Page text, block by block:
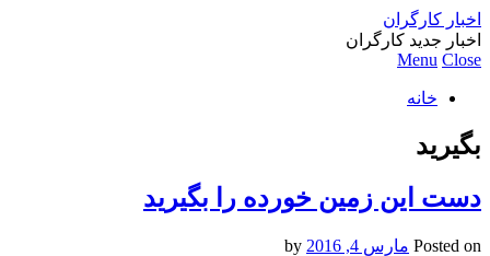
اخبار کارگران
اخبار جدید کارگران
Menu Close
خانه
بگیرید
دست این زمین خورده را بگیرید
Posted on مارس 4, 2016